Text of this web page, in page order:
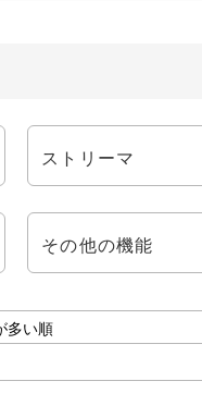
ストリーマ
その他の機能